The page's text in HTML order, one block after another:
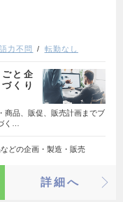
力不問 転勤なし
と企
くり
商品、販促、販売計画までブ
く…
どの企画・製造・販売
詳細へ